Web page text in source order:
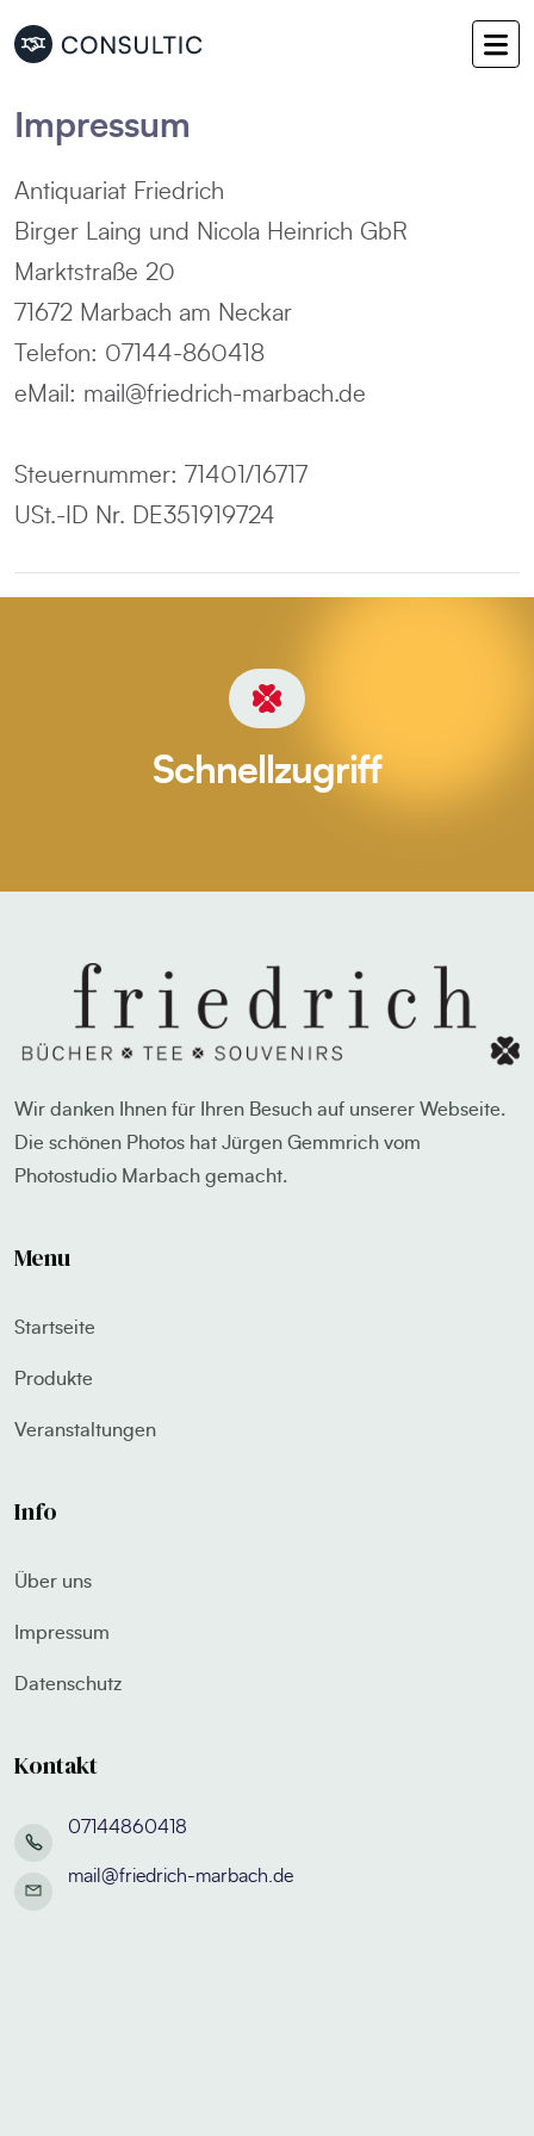
Impressum
Antiquariat Friedrich
Birger Laing und Nicola Heinrich GbR
Marktstraße 20
71672 Marbach am Neckar
Telefon: 07144-860418
eMail: mail@friedrich-marbach.de
Steuernummer: 71401/16717
USt.-ID Nr. DE351919724
Schnellzugriff
Wir danken Ihnen für Ihren Besuch auf unserer Webseite.
Die schönen Photos hat Jürgen Gemmrich vom
Photostudio Marbach gemacht.
Menu
Startseite
Produkte
Veranstaltungen
Info
Über uns
Impressum
Datenschutz
Kontakt
07144860418
mail@friedrich-marbach.de